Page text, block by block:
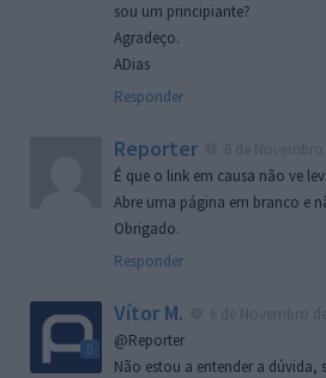
sou um principiante?
Agradeço.
ADias
Responder
Reporter
É que o link em causa não ve
Abre uma página em branco e
Obrigado.
Responder
Vítor M.
@Reporter
Não estou a entender a dúvida,